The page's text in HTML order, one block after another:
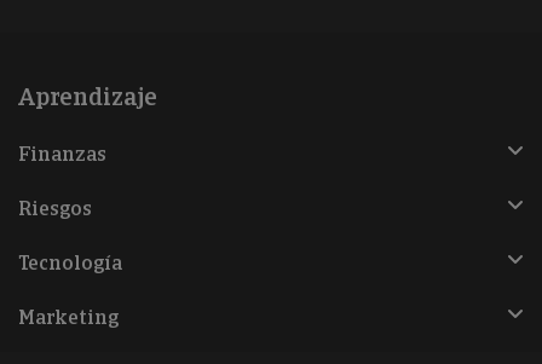
Aprendizaje
Finanzas
Riesgos
Tecnología
Marketing